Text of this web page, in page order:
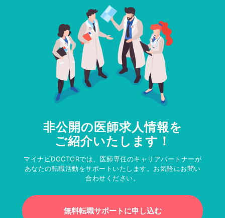
非公開の医師求人情報を
ご紹介いたします！
マイナビDOCTORでは、医師専任のキャリアパートナーが
あなたの転職活動をサポートいたします。お気軽にお問い
合わせください。
無料転職サポートに申し込む